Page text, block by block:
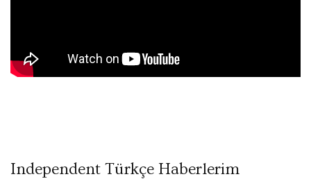
Independent Türkçe Haberlerim